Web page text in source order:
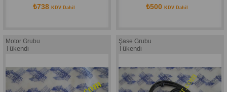
₺738 KDV Dahil ₺500 KDV Dahil
Motor Grubu
Tükendi
Şase Grubu
Tükendi